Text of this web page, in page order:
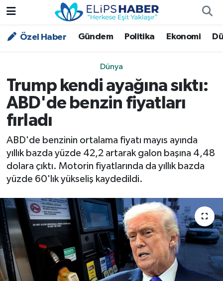
Özel Haber Gündem Politika Ekonomi
Dünya
Trump kendi ayağına sıktı:
ABD'de benzin fiyatları
fırladı
ABD'de benzinin ortalama fiyatı mayıs ayında
yıllık bazda yüzde 42,2 artarak galon başına 4,48
dolara çıktı. Motorin fiyatlarında da yıllık bazda
yüzde 60'lık yükseliş kaydedildi.
Özel Haber
Asayiş
Bilim - Teknoloji
Çevre - İklim
Dünya
Magazin
Politika
Sağlık
Nöbetçi Eczaneler
Trafik Durumu
Süper Lig Puan Durumu ve Fikstür
Tüm Manşetler
Son Dakika Haberleri